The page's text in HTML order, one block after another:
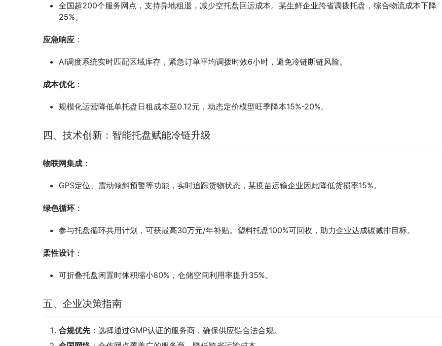
全国超200个服务网点，支持异地租退，减少空托盘回运成本。某生鲜企业跨省调拨托盘，综合物流成本下降
25%。
应急响应 ：
AI调度系统实时匹配区域库存，紧急订单平均调拨时效6小时，避免冷链断链风险。
成本优化：
规模化运营降低单托盘日租成本至0.12元，动态定价模型旺季降本15%-20%。
四、技术创新：智能托盘赋能冷链升级
物联网集成 ：
GPS定位、震动倾斜预警等功能，实时追踪货物状态，某疫苗运输企业因此降低货损率15%。
绿色循环：
参与托盘循环共用计划，可获最高30万元/年补贴。塑料托盘100%可回收，助力企业达成碳减排目标。
柔性设计：
可折叠托盘闲置时体积缩小80%，仓储空间利用率提升35%。
五、企业决策指南
合规优先：选择通过GMP认证的服务商，确保供应链合法合规。